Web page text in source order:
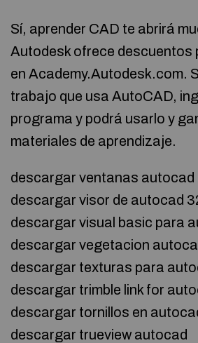
Sí, aprender CAD te abrirá
Autodesk ofrece descuentos
en Academy.Autodesk.com.
trabajo que usa AutoCAD,
programa y podrá usarlo y
materiales de aprendizaje.
descargar ventanas autocad
descargar visor de autocad
descargar visual basic para
descargar vegetacion
descargar texturas para
descargar trimble link for
descargar tornillos en
descargar trueview autocad